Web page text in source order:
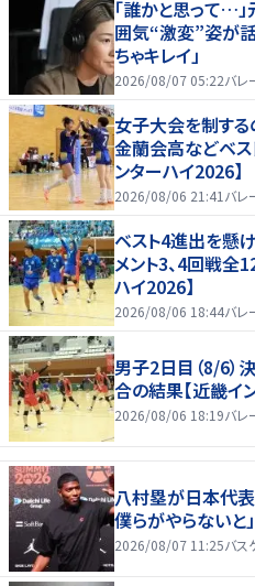
「誰かと思って…
囲気“激変”姿が話
ちゃキレイ」
2026/08/07 05:22バレ
女子大会を制す
金蘭会高などベス
ンターハイ2026】
2026/08/06 21:41 バレ
ベスト4進出を懸
メント3、4回戦全
ハイ2026】
2026/08/06 18:44バレ
男子2日目（8/6）
合の結果【近畿イ
2026/08/06 18:19バレ
八村塁が日本代
僕らがやらないと
2026/08/07 11:25バス